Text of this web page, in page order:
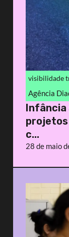
visibilidade
Agência
Infância
projetos
c...
28 de maio